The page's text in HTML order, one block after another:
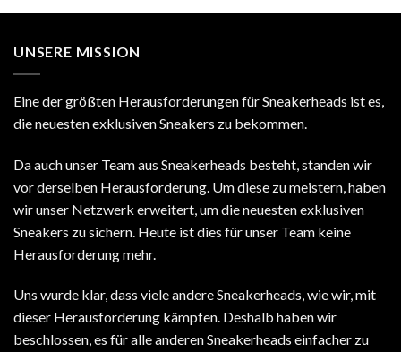
UNSERE MISSION
Eine der größten Herausforderungen für Sneakerheads ist es,
die neuesten exklusiven Sneakers zu bekommen.
Da auch unser Team aus Sneakerheads besteht, standen wir
vor derselben Herausforderung. Um diese zu meistern, haben
wir unser Netzwerk erweitert, um die neuesten exklusiven
Sneakers zu sichern. Heute ist dies für unser Team keine
Herausforderung mehr.
Uns wurde klar, dass viele andere Sneakerheads, wie wir, mit
dieser Herausforderung kämpfen. Deshalb haben wir
beschlossen, es für alle anderen Sneakerheads einfacher zu